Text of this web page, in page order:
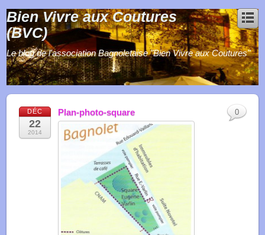
Bien Vivre aux Coutures
(BVC)
Le blog de l'association Bagnoletaise "Bien Vivre aux Coutures"
DÉC
22
2014
Plan-photo-square 0